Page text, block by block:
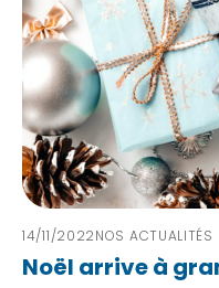
14/11/2022NOS ACTUALITÉS
Noël arrive à